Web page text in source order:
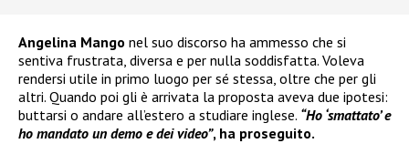
Angelina Mango nel suo discorso ha ammesso che si
sentiva frustrata, diversa e per nulla soddisfatta. Voleva
rendersi utile in primo luogo per sé stessa, oltre che per gli
altri. Quando poi gli è arrivata la proposta aveva due ipotesi:
buttarsi o andare all’estero a studiare inglese. “Ho ‘smattato’ e
ho mandato un demo e dei video”, ha proseguito.